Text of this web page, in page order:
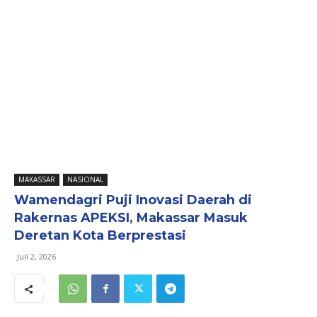
MAKASSAR NASIONAL
Wamendagri Puji Inovasi Daerah di
Rakernas APEKSI, Makassar Masuk
Deretan Kota Berprestasi
Juli 2, 2026